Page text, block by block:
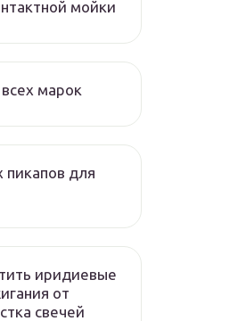
мойки
марок
пикапов для
иридиевые
от
свечей